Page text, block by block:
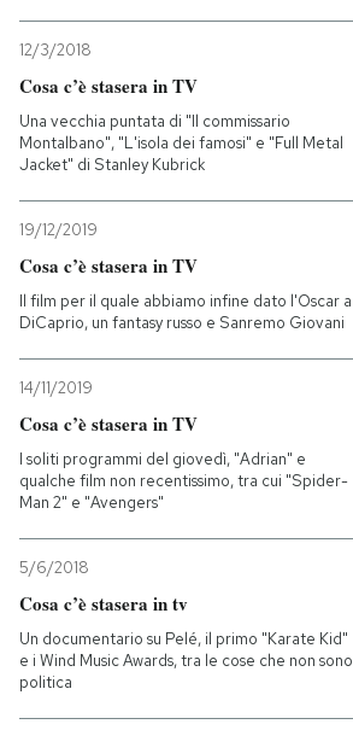
12/3/2018
Cosa c’è stasera in TV
Una vecchia puntata di "Il commissario
Montalbano", "L'isola dei famosi" e "Full Metal
Jacket" di Stanley Kubrick
19/12/2019
Cosa c’è stasera in TV
Il film per il quale abbiamo infine dato l'Oscar a
DiCaprio, un fantasy russo e Sanremo Giovani
14/11/2019
Cosa c’è stasera in TV
I soliti programmi del giovedì, "Adrian" e
qualche film non recentissimo, tra cui "Spider-
Man 2" e "Avengers"
5/6/2018
Cosa c’è stasera in tv
Un documentario su Pelé, il primo "Karate Kid"
e i Wind Music Awards, tra le cose che non sono
politica